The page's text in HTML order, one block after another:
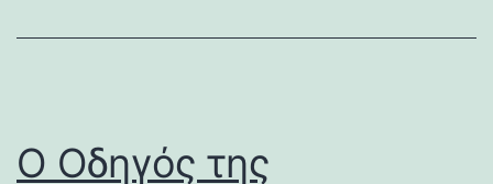
Ο Οδηγός της